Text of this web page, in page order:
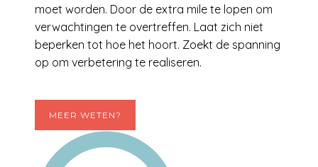
moet worden. Door de extra mile te lopen om
verwachtingen te overtreffen. Laat zich niet
beperken tot hoe het hoort. Zoekt de spanning
op om verbetering te realiseren.
MEER WETEN?